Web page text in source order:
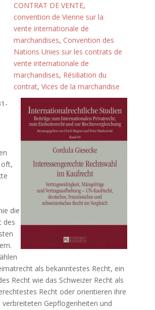
CONTRAT DE VENTE,
convention de Vienne sur la
vente internationale de
marchandises, Convention des
Nations Unies sur les contrats de
vente internationale de
marchandises, Résiliation du
contrat, Vices de la marchandise
oft,
die
des
als bekanntestes Recht, ein
Recht wie das Schweizer Recht als
Recht oder orientieren ihre
verbreiteten Gepflogenheiten und